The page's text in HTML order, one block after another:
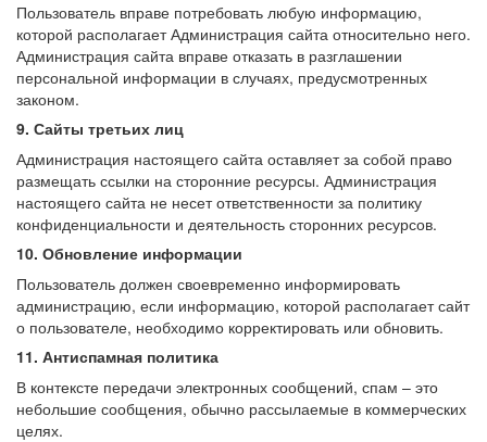
Пользователь вправе потребовать любую информацию,
которой располагает Администрация сайта относительно него.
Администрация сайта вправе отказать в разглашении
персональной информации в случаях, предусмотренных
законом.
9. Сайты третьих лиц
Администрация настоящего сайта оставляет за собой право
размещать ссылки на сторонние ресурсы. Администрация
настоящего сайта не несет ответственности за политику
конфиденциальности и деятельность сторонних ресурсов.
10. Обновление информации
Пользователь должен своевременно информировать
администрацию, если информацию, которой располагает сайт
о пользователе, необходимо корректировать или обновить.
11. Антиспамная политика
В контексте передачи электронных сообщений, спам – это
небольшие сообщения, обычно рассылаемые в коммерческих
целях.